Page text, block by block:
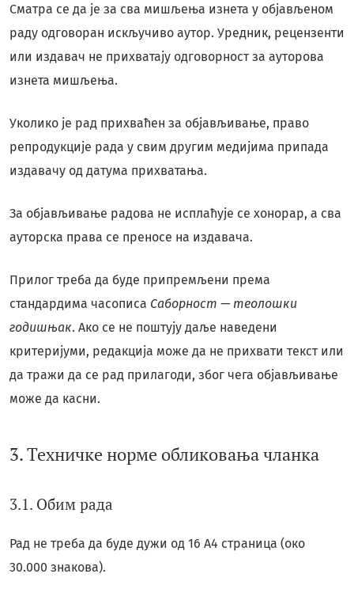
Сматра се да је за сва мишљења изнета у објављеном
раду одговоран искључиво аутор. Уредник, рецензенти
или издавач не прихватају одговорност за ауторова
изнета мишљења.
Уколико је рад прихваћен за објављивање, право
репродукције рада у свим другим медијима припада
издавачу од датума прихватања.
За објављивање радова не исплаћује се хонорар, а сва
ауторска права се преносе на издавача.
Прилог треба да буде припремљени према
стандардима часописа Саборност — теолошки
годишњак. Ако се не поштују даље наведени
критеријуми, редакција може да не прихвати текст или
да тражи да се рад прилагоди, због чега објављивање
може да касни.
3. Техничке норме обликовања чланка
3.1. Обим рада
Рад не треба да буде дужи од 16 A4 страница (око
30.000 знакова).